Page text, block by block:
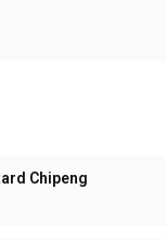
Chipeng